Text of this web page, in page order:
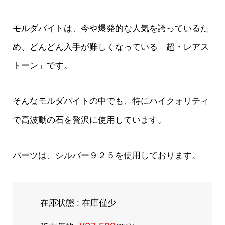
モルダバイトは、今や爆発的な人気を誇っているた
め、どんどん入手が難しくなっている「超・レアス
トーン」です。
そんなモルダバイトの中でも、特にハイクォリティ
で高波動の石を贅沢に使用しています。
パーツは、シルバー９２５を使用しております。
在庫状態 : 在庫僅少